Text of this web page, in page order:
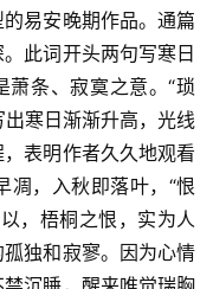
易安晚期作品。通篇
此词开头两句写寒日
萧条、寂寞之意。“琐
出寒日渐渐升高，光线
表明作者久久地观看
凋，入秋即落叶，“恨
，梧桐之恨，实为人
独和寂寥。因为心情